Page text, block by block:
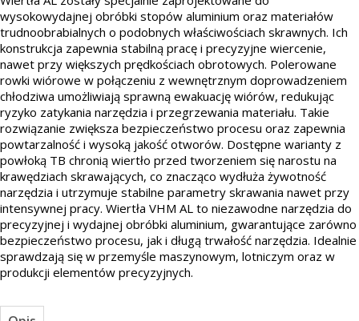
wysokowydajnej obróbki stopów aluminium oraz materiałów
trudnoobrabialnych o podobnych właściwościach skrawnych. Ich
konstrukcja zapewnia stabilną pracę i precyzyjne wiercenie,
nawet przy większych prędkościach obrotowych. Polerowane
rowki wiórowe w połączeniu z wewnętrznym doprowadzeniem
chłodziwa umożliwiają sprawną ewakuację wiórów, redukując
ryzyko zatykania narzędzia i przegrzewania materiału. Takie
rozwiązanie zwiększa bezpieczeństwo procesu oraz zapewnia
powtarzalność i wysoką jakość otworów. Dostępne warianty z
powłoką TB chronią wiertło przed tworzeniem się narostu na
krawędziach skrawających, co znacząco wydłuża żywotność
narzędzia i utrzymuje stabilne parametry skrawania nawet przy
intensywnej pracy. Wiertła VHM AL to niezawodne narzędzia do
precyzyjnej i wydajnej obróbki aluminium, gwarantujące zarówno
bezpieczeństwo procesu, jak i długą trwałość narzędzia. Idealnie
sprawdzają się w przemyśle maszynowym, lotniczym oraz w
produkcji elementów precyzyjnych.